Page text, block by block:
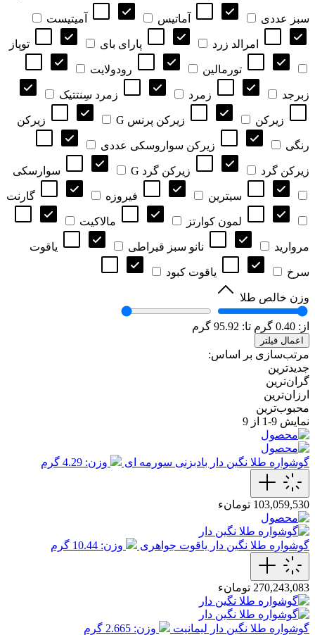
سبز عددی آماتیس آمیتیست
امرالد زرد پارای بای توپاز
تورمالین رودولایت
زبرجد زمرد زمرد سِنتتیک
زیرکن زیرکن پرنس G زیرکن
رنگی زیرکن سواروسکی عددی
زیرکن گرد زیرکن گرد G سوارسکی
سیترین فیروزه گارنت
لمون کوارتز مالاکیت
مروارید نانو سبز قیراطی یاقوت
سرخ یاقوت کبود
وزن خالص طلا
از: 0.40 گرم تا: 95.92 گرم
اعمال فیلتر
مرتب‌سازی بر اساس:
جدیدترین
گران‌ترین
ارزان‌ترین
محبوب‌ترین
نمایش 9-1 از 9
گوشواره طلا نگین دار بادبزنی سورمه ای وزن: 4.29 گرم
103,059,530 تومانء
گوشواره طلا نگین دار یاقوت جواهری وزن: 10.44 گرم
270,243,083 تومانء
گوشواره طلا نگین دار لیمانیت وزن: 2.665 گرم